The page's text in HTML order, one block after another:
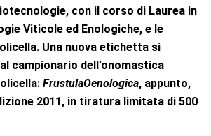
con il corso di Laurea in
Viticole ed Enologiche, e le
Una nuova etichetta si
campionario dell’onomastica
FrustulaOenologica, appunto,
2011, in tiratura limitata di 500